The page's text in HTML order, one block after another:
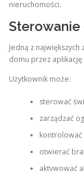
nieruchomości.
Jedną z
domu przez
Użytkownik może:
sterować
zarządzać
otwierać
aktywować